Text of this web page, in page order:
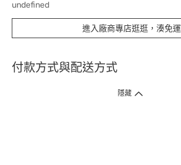
undefined
進入廠商專店逛逛，湊免運
付款方式與配送方式
隱藏